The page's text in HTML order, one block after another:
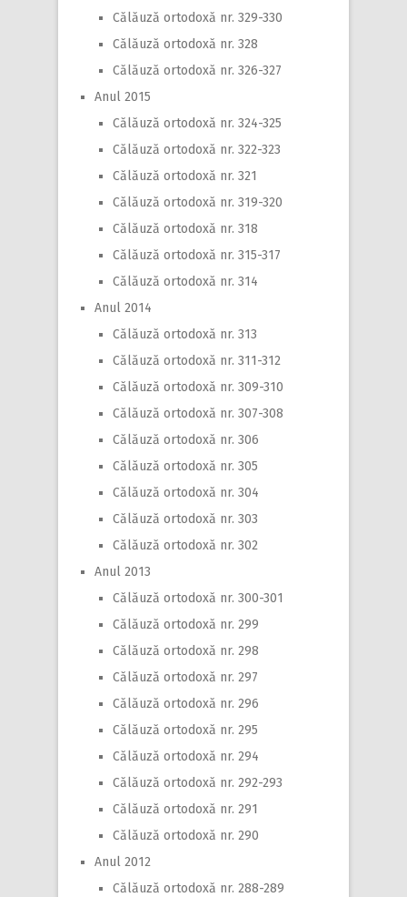
Călăuză ortodoxă nr. 329-330
Călăuză ortodoxă nr. 328
Călăuză ortodoxă nr. 326-327
Anul 2015
Călăuză ortodoxă nr. 324-325
Călăuză ortodoxă nr. 322-323
Călăuză ortodoxă nr. 321
Călăuză ortodoxă nr. 319-320
Călăuză ortodoxă nr. 318
Călăuză ortodoxă nr. 315-317
Călăuză ortodoxă nr. 314
Anul 2014
Călăuză ortodoxă nr. 313
Călăuză ortodoxă nr. 311-312
Călăuză ortodoxă nr. 309-310
Călăuză ortodoxă nr. 307-308
Călăuză ortodoxă nr. 306
Călăuză ortodoxă nr. 305
Călăuză ortodoxă nr. 304
Călăuză ortodoxă nr. 303
Călăuză ortodoxă nr. 302
Anul 2013
Călăuză ortodoxă nr. 300-301
Călăuză ortodoxă nr. 299
Călăuză ortodoxă nr. 298
Călăuză ortodoxă nr. 297
Călăuză ortodoxă nr. 296
Călăuză ortodoxă nr. 295
Călăuză ortodoxă nr. 294
Călăuză ortodoxă nr. 292-293
Călăuză ortodoxă nr. 291
Călăuză ortodoxă nr. 290
Anul 2012
Călăuză ortodoxă nr. 288-289